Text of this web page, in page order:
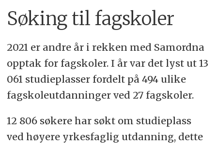
Søking til fagskoler
2021 er andre år i rekken med Samordna
opptak for fagskoler. I år var det lyst ut 13
061 studieplasser fordelt på 494 ulike
fagskoleutdanninger ved 27 fagskoler.
12 806 søkere har søkt om studieplass
ved høyere yrkesfaglig utdanning, dette